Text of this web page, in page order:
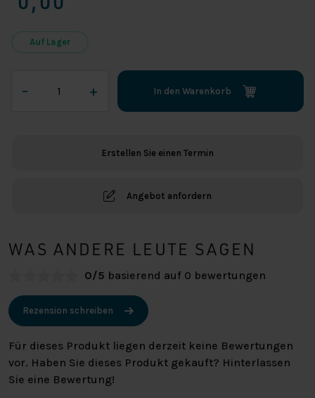
Auf Lager
–
87
+ In den Warenkorb
Erstellen Sie einen Termin
Angebot anfordern
WAS ANDERE LEUTE SAGEN
0/5 basierend auf 0 bewertungen
Rezension schreiben
Für dieses Produkt liegen derzeit keine Bewertungen
vor. Haben Sie dieses Produkt gekauft? Hinterlassen
Sie eine Bewertung!